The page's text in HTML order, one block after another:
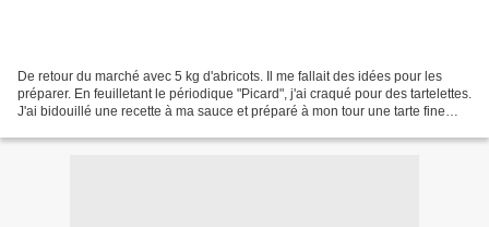
De retour du marché avec 5 kg d'abricots. Il me fallait des idées pour les
préparer. En feuilletant le périodique "Picard", j'ai craqué pour des tartelettes.
J'ai bidouillé une recette à ma sauce et préparé à mon tour une tarte fine